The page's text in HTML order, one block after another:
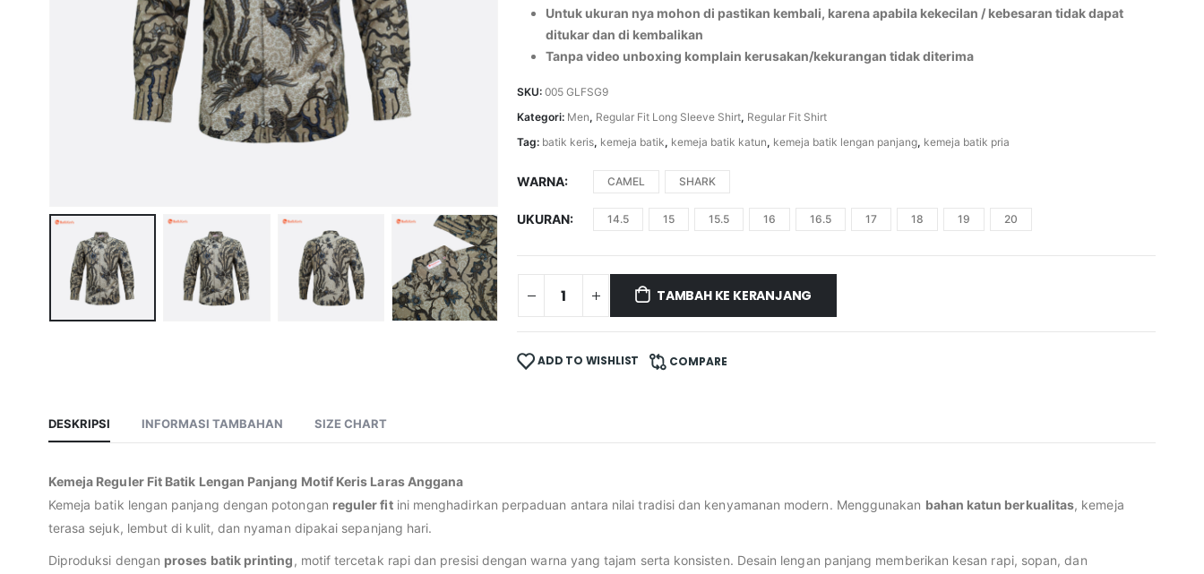
Untuk ukuran nya mohon di pastikan kembali, karena apabila kekecilan / kebesaran tidak dapat
ditukar dan di kembalikan
Tanpa video unboxing komplain kerusakan/kekurangan tidak diterima
SKU:005 GLFSG9
Kategori: Men, Regular Fit Long Sleeve Shirt, Regular Fit Shirt
Tag: batik keris, kemeja batik, kemeja batik katun, kemeja batik lengan panjang, kemeja batik pria
WARNA CAMEL SHARK
UKURAN 14.5 15 15.5 16 16.5 17 18 19 20
TAMBAH KE KERANJANG
ADD TO WISHLIST COMPARE
DESKRIPSI INFORMASI TAMBAHAN SIZE CHART
Kemeja Reguler Fit Batik Lengan Panjang Motif Keris Laras Anggana
Kemeja batik lengan panjang dengan potongan reguler fitini menghadirkan perpaduan antara nilai tradisi dan kenyamanan modern. Menggunakan bahan katun berkualitas, kemeja
terasa sejuk, lembut di kulit, dan nyaman dipakai sepanjang hari.
Diproduksi dengan proses batik printing, motif tercetak rapi dan presisi dengan warna yang tajam serta konsisten. Desain lengan panjang memberikan kesan rapi, sopan, dan